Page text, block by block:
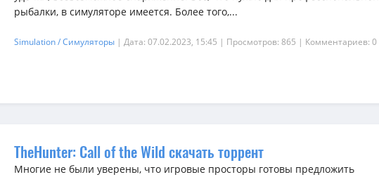
рыбалки, в симуляторе имеется. Более того,...
Simulation / Симуляторы | Дата: 07.02.2023, 15:45 | Просмотров: 865 | Комментариев: 0
TheHunter: Call of the Wild скачать торрент
Многие не были уверены, что игровые просторы готовы предложить